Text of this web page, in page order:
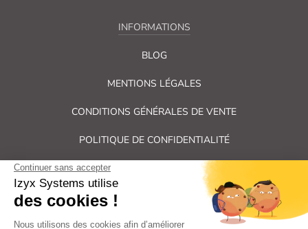
INFORMATIONS
BLOG
MENTIONS LÉGALES
CONDITIONS GÉNÉRALES DE VENTE
POLITIQUE DE CONFIDENTIALITÉ